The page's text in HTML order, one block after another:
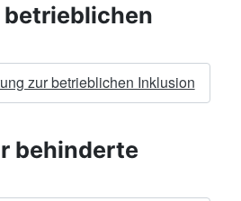
zur betrieblichen Inklusion
behinderte